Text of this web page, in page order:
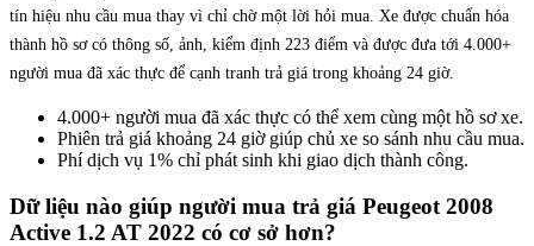
tín hiệu nhu cầu mua thay vì chỉ chờ một lời hỏi mua. Xe được chuẩn hóa
thành hồ sơ có thông số, ảnh, kiểm định 223 điểm và được đưa tới 4.000+
người mua đã xác thực để cạnh tranh trả giá trong khoảng 24 giờ.
4.000+ người mua đã xác thực có thể xem cùng một hồ sơ xe.
Phiên trả giá khoảng 24 giờ giúp chủ xe so sánh nhu cầu mua.
Phí dịch vụ 1% chỉ phát sinh khi giao dịch thành công.
Dữ liệu nào giúp người mua trả giá Peugeot 2008
Active 1.2 AT 2022 có cơ sở hơn?